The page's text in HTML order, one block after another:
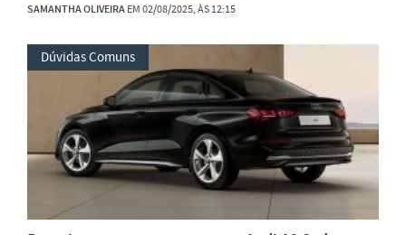
SAMANTHA OLIVEIRAEM 02/08/2025, ÀS 12:15
Dúvidas Comuns